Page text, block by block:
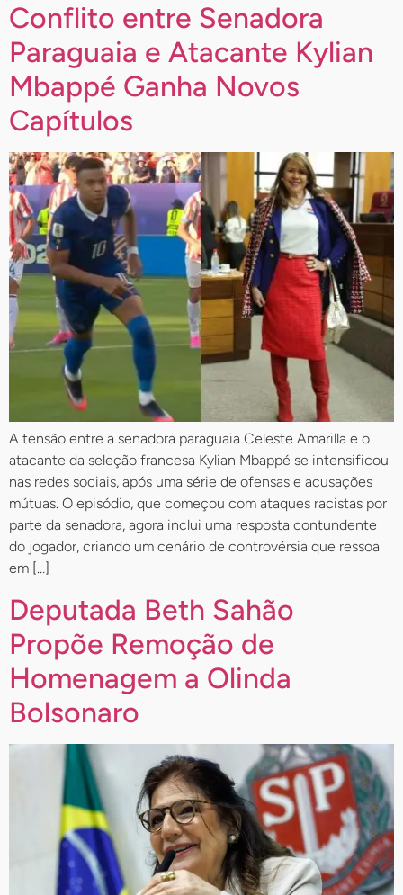
Conflito entre Senadora
Paraguaia e Atacante Kylian
Mbappé Ganha Novos
Capítulos
A tensão entre a senadora paraguaia Celeste Amarilla e o
atacante da seleção francesa Kylian Mbappé se intensificou
nas redes sociais, após uma série de ofensas e acusações
mútuas. O episódio, que começou com ataques racistas por
parte da senadora, agora inclui uma resposta contundente
do jogador, criando um cenário de controvérsia que ressoa
em […]
Deputada Beth Sahão
Propõe Remoção de
Homenagem a Olinda
Bolsonaro